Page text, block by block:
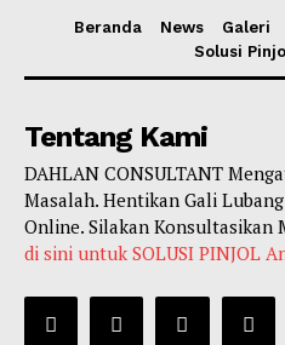
Beranda News Galeri
Solusi
Tentang Kami
DAHLAN CONSULTANT
Masalah. Hentikan Gali
Online. Silakan Konsultasikan
di sini untuk SOLUSI PINJOL